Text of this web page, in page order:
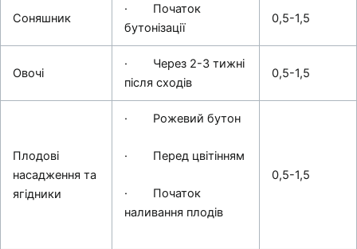
Соняшник
· Початок
бутонізації
0,5-1,5
Овочі
· Через 2-3 тижні
після сходів
0,5-1,5
Плодові
насадження та
ягідники
· Рожевий бутон
· Перед цвітінням
· Початок
наливання плодів
0,5-1,5